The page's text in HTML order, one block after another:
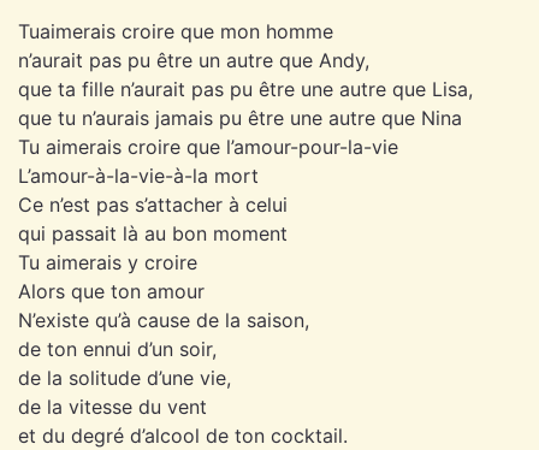
Tuaimerais croire que mon homme
n’aurait pas pu être un autre que Andy,
que ta fille n’aurait pas pu être une autre que Lisa,
que tu n’aurais jamais pu être une autre que Nina
Tu aimerais croire que l’amour-pour-la-vie
L’amour-à-la-vie-à-la mort
Ce n’est pas s’attacher à celui
qui passait là au bon moment
Tu aimerais y croire
Alors que ton amour
N’existe qu’à cause de la saison,
de ton ennui d’un soir,
de la solitude d’une vie,
de la vitesse du vent
et du degré d’alcool de ton cocktail.